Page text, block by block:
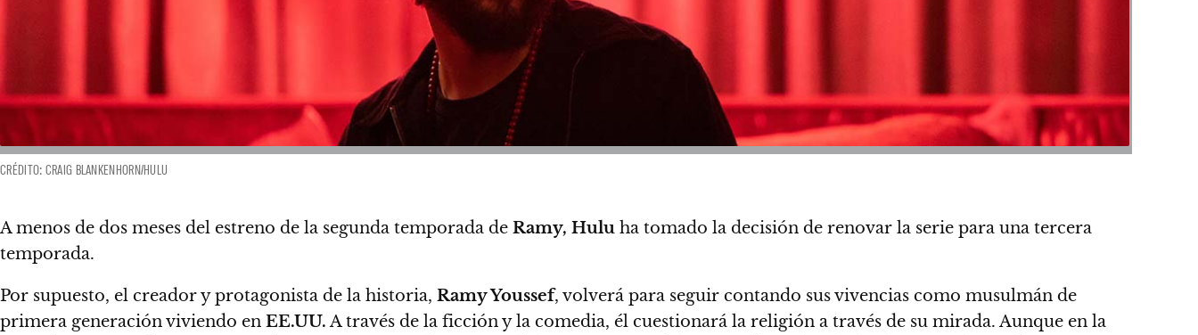
CRÉDITO: CRAIG BLANKENHORN/HULU
A menos de dos meses del estreno de la segunda temporada de Ramy, Hulu ha tomado la decisión de renovar la serie para una tercera
temporada.
Por supuesto, el creador y protagonista de la historia, Ramy Youssef, volverá para seguir contando sus vivencias como musulmán de
primera generación viviendo en EE.UU. A través de la ficción y la comedia, él cuestionará la religión a través de su mirada. Aunque en la